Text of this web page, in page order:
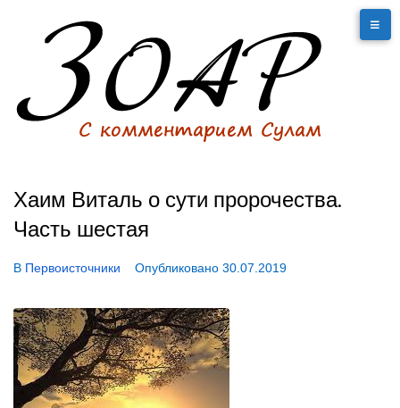
Хаим Виталь о сути пророчества.
Часть шестая
В Первоисточники Опубликовано 30.07.2019